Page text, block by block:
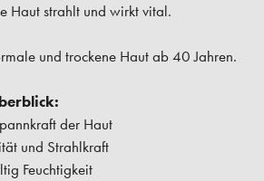
Haut strahlt und wirkt vital.
und trockene Haut ab 40 Jahren.
der Haut
und Strahlkraft
Feuchtigkeit